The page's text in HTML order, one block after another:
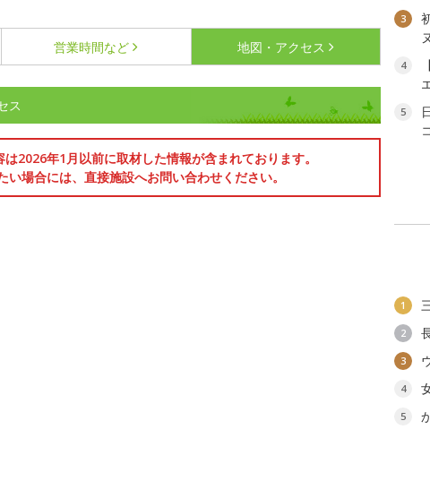
営業時間など 地図・アクセス
ス
2026年1月以前に取材した情報が含まれております。
い場合には、直接施設へお問い合わせください。
3
4
5
1
2
3
4
5